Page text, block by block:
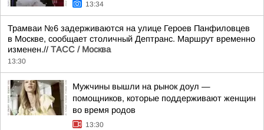
13:34
Трамваи №6 задерживаются на улице Героев Панфиловцев
в Москве, сообщает столичный Дептранс. Маршрут временно
изменен.// ТАСС / Москва
13:30
Мужчины вышли на рынок доул —
помощников, которые поддерживают женщин
во время родов
13:30